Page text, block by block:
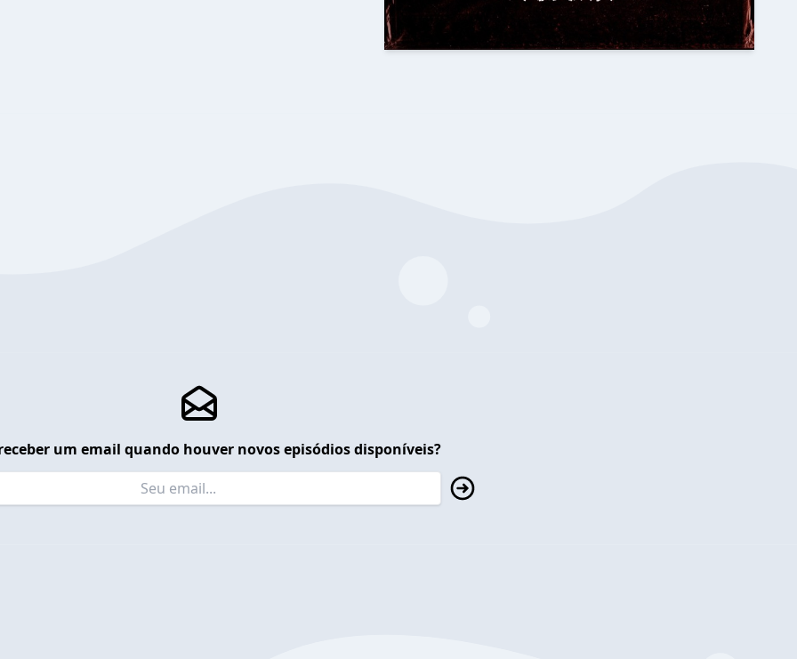
um email quando houver novos episódios disponíveis?